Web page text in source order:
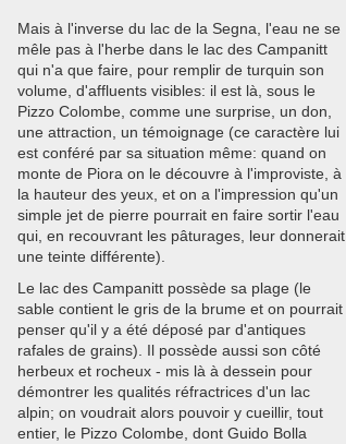
Mais à l'inverse du lac de la Segna, l'eau ne se
mêle pas à l'herbe dans le lac des Campanitt
qui n'a que faire, pour remplir de turquin son
volume, d'affluents visibles: il est là, sous le
Pizzo Colombe, comme une surprise, un don,
une attraction, un témoignage (ce caractère lui
est conféré par sa situation même: quand on
monte de Piora on le découvre à l'improviste, à
la hauteur des yeux, et on a l'impression qu'un
simple jet de pierre pourrait en faire sortir l'eau
qui, en recouvrant les pâturages, leur donnerait
une teinte différente).
Le lac des Campanitt possède sa plage (le
sable contient le gris de la brume et on pourrait
penser qu'il y a été déposé par d'antiques
rafales de grains). Il possède aussi son côté
herbeux et rocheux - mis là à dessein pour
démontrer les qualités réfractrices d'un lac
alpin; on voudrait alors pouvoir y cueillir, tout
entier, le Pizzo Colombe, dont Guido Bolla